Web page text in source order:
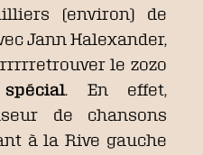
(environ) de
Jann Halexander,
le zozo
. En effet,
de chansons
à la Rive gauche